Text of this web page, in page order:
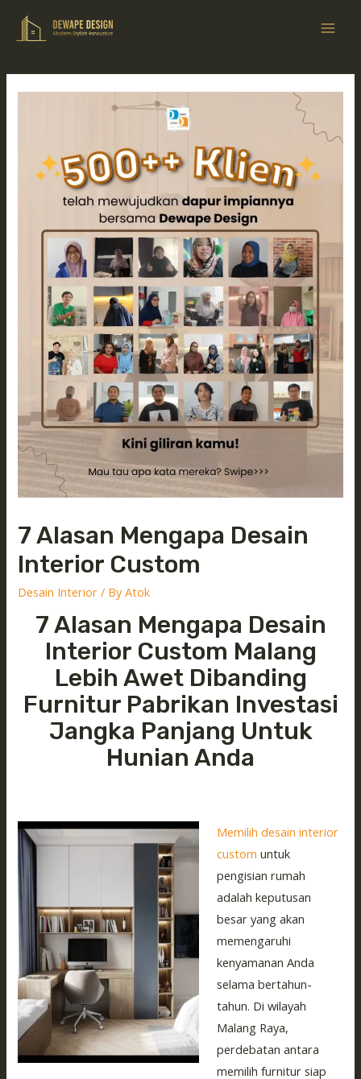
7 Alasan Mengapa Desain
Interior Custom
Desain Interior / ByAtok
7 Alasan Mengapa Desain
Interior Custom Malang
Lebih Awet Dibanding
Furnitur Pabrikan Investasi
Jangka Panjang Untuk
Hunian Anda
Memilih desain interior
custom untuk
pengisian rumah
adalah keputusan
besar yang akan
memengaruhi
kenyamanan Anda
selama bertahun-
tahun. Di wilayah
Malang Raya,
perdebatan antara
memilih furnitur siap